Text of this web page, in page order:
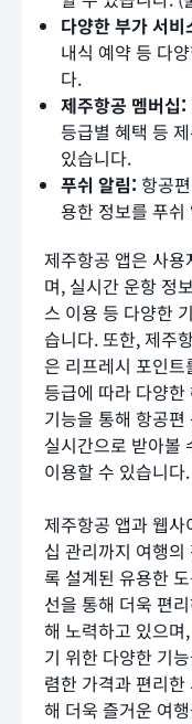
다양한 부가 서비
내식 예약 등 다
다.
제주항공 멤버십:
등급별 혜택 등
있습니다.
푸쉬 알림: 항공
용한 정보를 푸
제주항공 앱은 사
며, 실시간 운항 정
스 이용 등 다양한
습니다. 또한, 제주
은 리프레시 포인
등급에 따라 다양
기능을 통해 항공
실시간으로 받아볼
이용할 수 있습니다.
제주항공 앱과 웹
십 관리까지 여행
록 설계된 유용한
선을 통해 더욱 편
해 노력하고 있으
기 위한 다양한 기
렴한 가격과 편리
해 더욱 즐거운 여